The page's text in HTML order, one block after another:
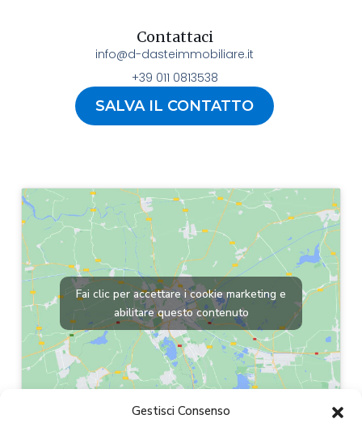
Gestisci Consenso
Contattaci
info@d-dasteimmobiliare.it
+39 011 0813538
SALVA IL CONTATTO
Fai clic per accettare i cookie marketing e
abilitare questo contenuto